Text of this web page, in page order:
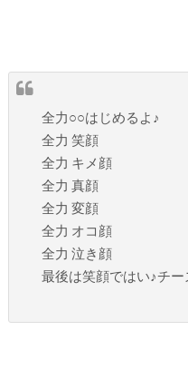
全力○○はじめるよ♪
全力 笑顔
全力 キメ顔
全力 真顔
全力 変顔
全力 オコ顔
全力 泣き顔
最後は笑顔ではい♪チー